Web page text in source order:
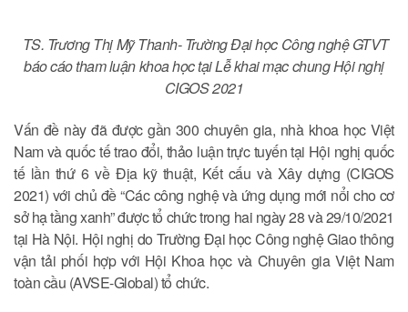
TS. Trương Thị Mỹ Thanh- Trường Đại học Công nghệ GTVT
báo cáo tham luận khoa học tại Lễ khai mạc chung Hội nghị
CIGOS 2021
Vấn đề này đã được gần 300 chuyên gia, nhà khoa học Việt
Nam và quốc tế trao đổi, thảo luận trực tuyến tại Hội nghị quốc
tế lần thứ 6 về Địa kỹ thuật, Kết cấu và Xây dựng (CIGOS
2021) với chủ đề “Các công nghệ và ứng dụng mới nổi cho cơ
sở hạ tầng xanh” được tổ chức trong hai ngày 28 và 29/10/2021
tại Hà Nội. Hội nghị do Trường Đại học Công nghệ Giao thông
vận tải phối hợp với Hội Khoa học và Chuyên gia Việt Nam
toàn cầu (AVSE-Global) tổ chức.